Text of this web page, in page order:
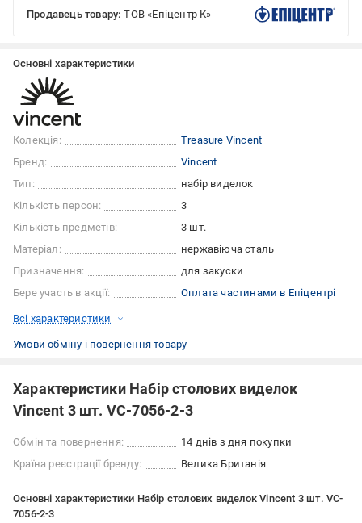
Продавець товару: ТОВ «Епіцентр К»
Основні характеристики
Колекція:
Treasure Vincent
Бренд:
Vincent
Тип:
набір виделок
Кількість персон:
3
Кількість предметів:
3 шт.
Матеріал:
нержавіюча сталь
Призначення:
для закуски
Бере участь в акції:
Оплата частинами в Епіцентрі
Всі характеристики
Умови обміну і повернення товару
Характеристики Набір столових виделок
Vincent 3 шт. VC-7056-2-3
Обмін та повернення:
14 днів з дня покупки
Країна реєстрації бренду:
Велика Британія
Основні характеристики Набір столових виделок Vincent 3 шт. VC-
7056-2-3